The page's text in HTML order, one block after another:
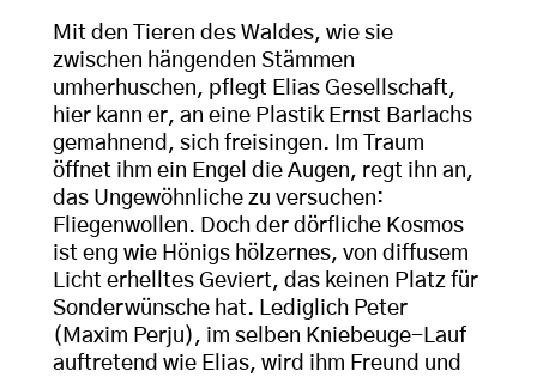
Mit den Tieren des Waldes, wie sie
zwischen hängenden Stämmen
umherhuschen, pflegt Elias Gesellschaft,
hier kann er, an eine Plastik Ernst Barlachs
gemahnend, sich freisingen. Im Traum
öffnet ihm ein Engel die Augen, regt ihn an,
das Ungewöhnliche zu versuchen:
Fliegenwollen. Doch der dörfliche Kosmos
ist eng wie Hönigs hölzernes, von diffusem
Licht erhelltes Geviert, das keinen Platz für
Sonderwünsche hat. Lediglich Peter
(Maxim Perju), im selben Kniebeuge-Lauf
auftretend wie Elias, wird ihm Freund und